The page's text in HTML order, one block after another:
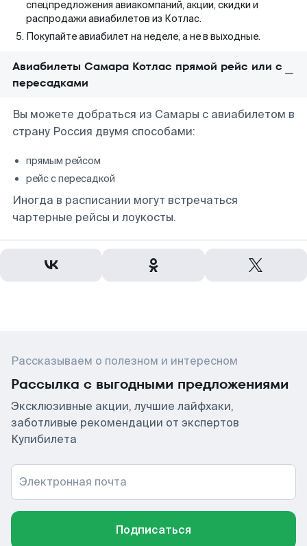
спецпредложения авиакомпаний, акции, скидки и
распродажи авиабилетов из Котлас.
Покупайте авиабилет на неделе, а не в выходные.
Авиабилеты Самара Котлас прямой рейс или с
пересадками
Вы можете добраться из Самары с авиабилетом в
страну Россия двумя способами:
прямым рейсом
рейс с пересадкой
Иногда в расписании могут встречаться
чартерные рейсы и лоукосты.
Рассказываем о полезном и интересном
Рассылка с выгодными предложениями
Эксклюзивные акции, лучшие лайфхаки,
заботливые рекомендации от экспертов
Купибилета
Электронная почта
Подписаться